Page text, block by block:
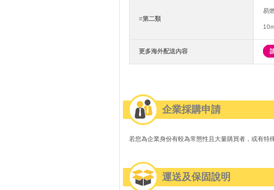
≡第二類
易
更多海外配送內容
企業採購申請
若您為企業身份有較為常態性且大量購買者，或有特
運送及保固說明